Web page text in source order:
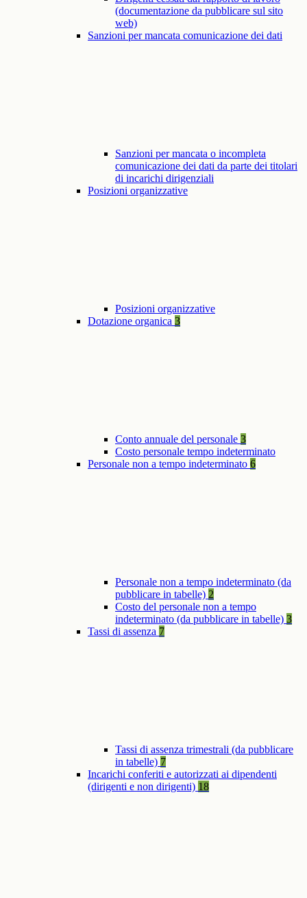
(documentazione da pubblicare sul sito
web)
Sanzioni per mancata comunicazione dei dati
Sanzioni per mancata o incompleta
comunicazione dei dati da parte dei titolari
di incarichi dirigenziali
Posizioni organizzative
Posizioni organizzative
Dotazione organica 3
Conto annuale del personale 3
Costo personale tempo indeterminato
Personale non a tempo indeterminato 6
Personale non a tempo indeterminato (da
pubblicare in tabelle) 2
Costo del personale non a tempo
indeterminato (da pubblicare in tabelle) 3
Tassi di assenza 7
Tassi di assenza trimestrali (da pubblicare
in tabelle) 7
Incarichi conferiti e autorizzati ai dipendenti
(dirigenti e non dirigenti) 18